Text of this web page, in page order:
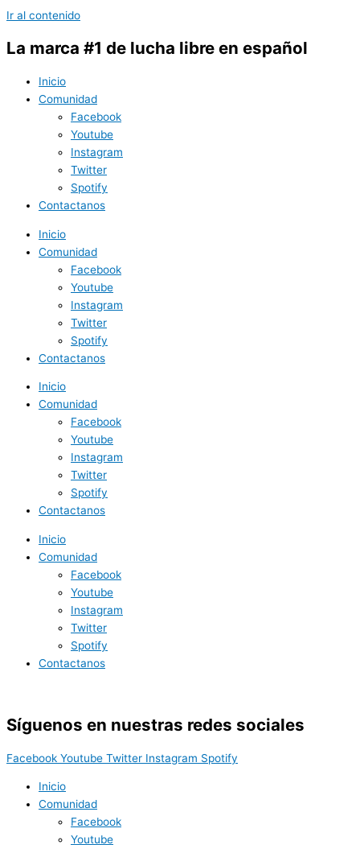
Ir al contenido
La marca #1 de lucha libre en español
Inicio
Comunidad
Facebook
Youtube
Instagram
Twitter
Spotify
Contactanos
Inicio
Comunidad
Facebook
Youtube
Instagram
Twitter
Spotify
Contactanos
Inicio
Comunidad
Facebook
Youtube
Instagram
Twitter
Spotify
Contactanos
Inicio
Comunidad
Facebook
Youtube
Instagram
Twitter
Spotify
Contactanos
Síguenos en nuestras redes sociales
Facebook Youtube Twitter Instagram Spotify
Inicio
Comunidad
Facebook
Youtube